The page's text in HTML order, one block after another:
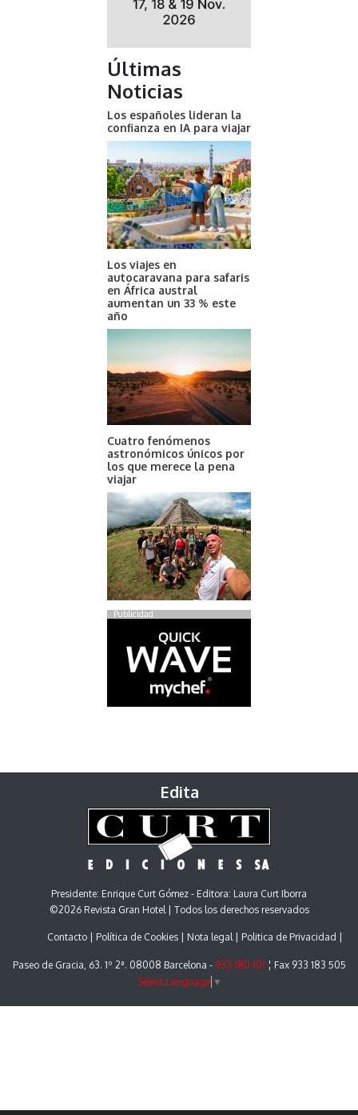
Últimas
Noticias
Los españoles lideran la
confianza en IA para viajar
Los viajes en
autocaravana para safaris
en África austral
aumentan un 33 % este
año
Cuatro fenómenos
astronómicos únicos por
los que merece la pena
viajar
Publicidad
Edita
Presidente: Enrique Curt Gómez - Editora: Laura Curt Iborra
©2026 Revista Gran Hotel | Todos los derechos reservados
Contacto Política de Cookies Nota legal Politica de Privacidad
Paseo de Gracia, 63. 1º 2ª. 08008 Barcelona - 933 180 101 ¦ Fax 933 183 505
Select Language ▼